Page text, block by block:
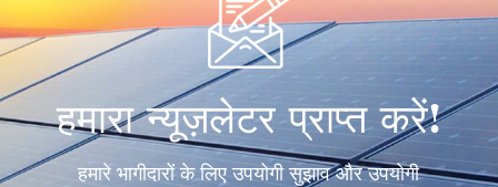
हमारा न्यूज़लेटर प्राप्त करें!
हमारे भागीदारों के लिए उपयोगी सुझाव और उपयोगी